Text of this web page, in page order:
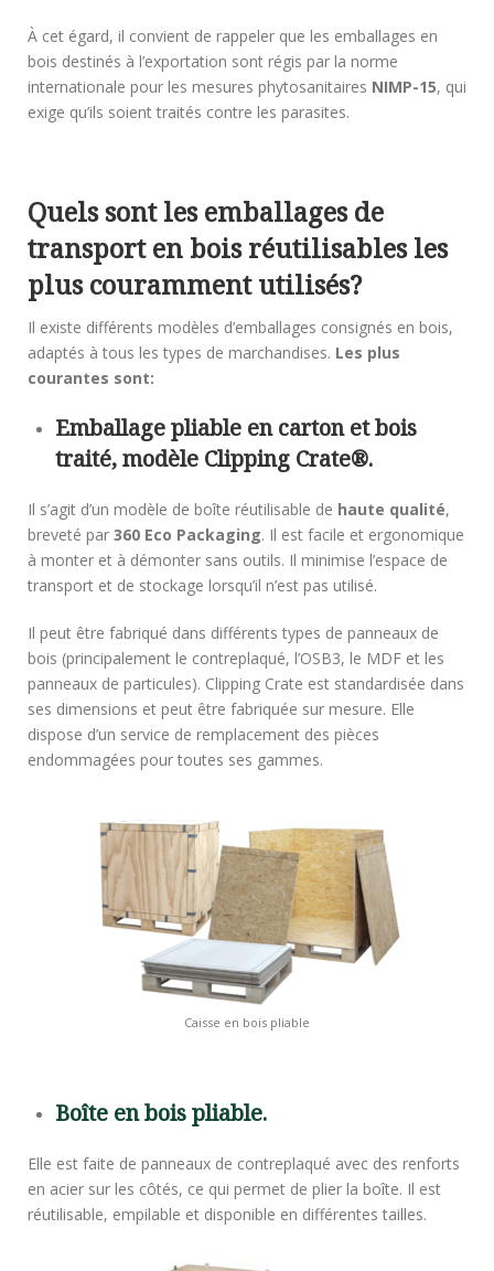
À cet égard, il convient de rappeler que les emballages en
bois destinés à l’exportation sont régis par la norme
internationale pour les mesures phytosanitaires NIMP-15, qui
exige qu’ils soient traités contre les parasites.
Quels sont les emballages de
transport en bois réutilisables les
plus couramment utilisés?
Il existe différents modèles d’emballages consignés en bois,
adaptés à tous les types de marchandises. Les plus
courantes sont:
Emballage pliable en carton et bois
traité, modèle Clipping Crate®.
Il s’agit d’un modèle de boîte réutilisable de haute qualité,
breveté par 360 Eco Packaging. Il est facile et ergonomique
à monter et à démonter sans outils. Il minimise l’espace de
transport et de stockage lorsqu’il n’est pas utilisé.
Il peut être fabriqué dans différents types de panneaux de
bois (principalement le contreplaqué, l’OSB3, le MDF et les
panneaux de particules). Clipping Crate est standardisée dans
ses dimensions et peut être fabriquée sur mesure. Elle
dispose d’un service de remplacement des pièces
endommagées pour toutes ses gammes.
Caisse en bois pliable
Boîte en bois pliable.
Elle est faite de panneaux de contreplaqué avec des renforts
en acier sur les côtés, ce qui permet de plier la boîte. Il est
réutilisable, empilable et disponible en différentes tailles.